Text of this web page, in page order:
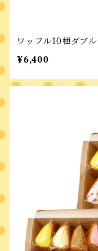
ワッフル10種ダブ
¥6,400